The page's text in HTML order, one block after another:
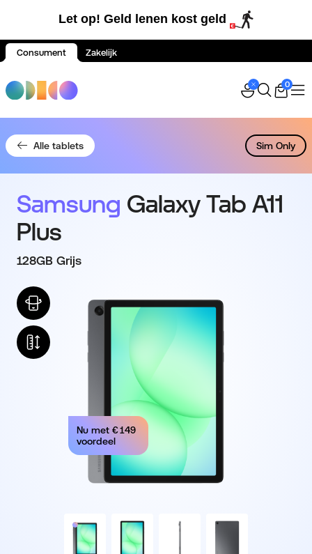
Let op! Geld lenen kost geld
Consument Zakelijk
0
Alle tablets Sim Only
Samsung Galaxy Tab A11
Plus
128GB Grijs
Nu met € 149
voordeel